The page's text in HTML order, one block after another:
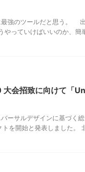
強のツールだと思う。
っていけばいいのか、簡
会招致に向けて「
ーサルデザインに基づく
を開始と発表しました。